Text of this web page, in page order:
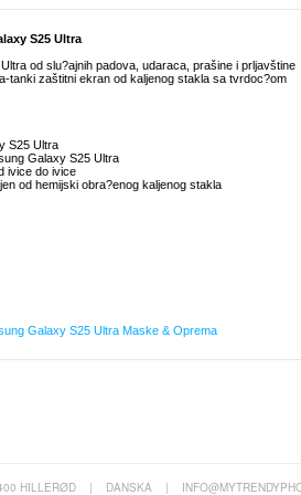
S25 Ultra
od slu?ajnih padova, udaraca, prašine i prljavštine
tanki zaštitni ekran od kaljenog stakla sa tvrdoc?om
S25 Ultra
Galaxy S25 Ultra
ivice do ivice
od hemijski obra?enog kaljenog stakla
Galaxy S25 Ultra Maske & Oprema
HILLERØD | DANSKA |